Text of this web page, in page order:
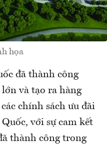
họa
đã thành công
và tạo ra hàng
chính sách ưu đãi
với sự cam kết
thành công trong